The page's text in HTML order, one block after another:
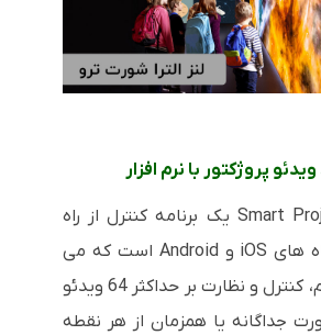
پروژکتور با نرم افزار
Smart Projector Control یک برنامه کنترل از راه
دور برای دستگاه های iOS و Android است که می
تواند برای تنظیم، کنترل و نظارت بر حداکثر 64 ویدئو
جداگانه یا همزمان از هر نقطه